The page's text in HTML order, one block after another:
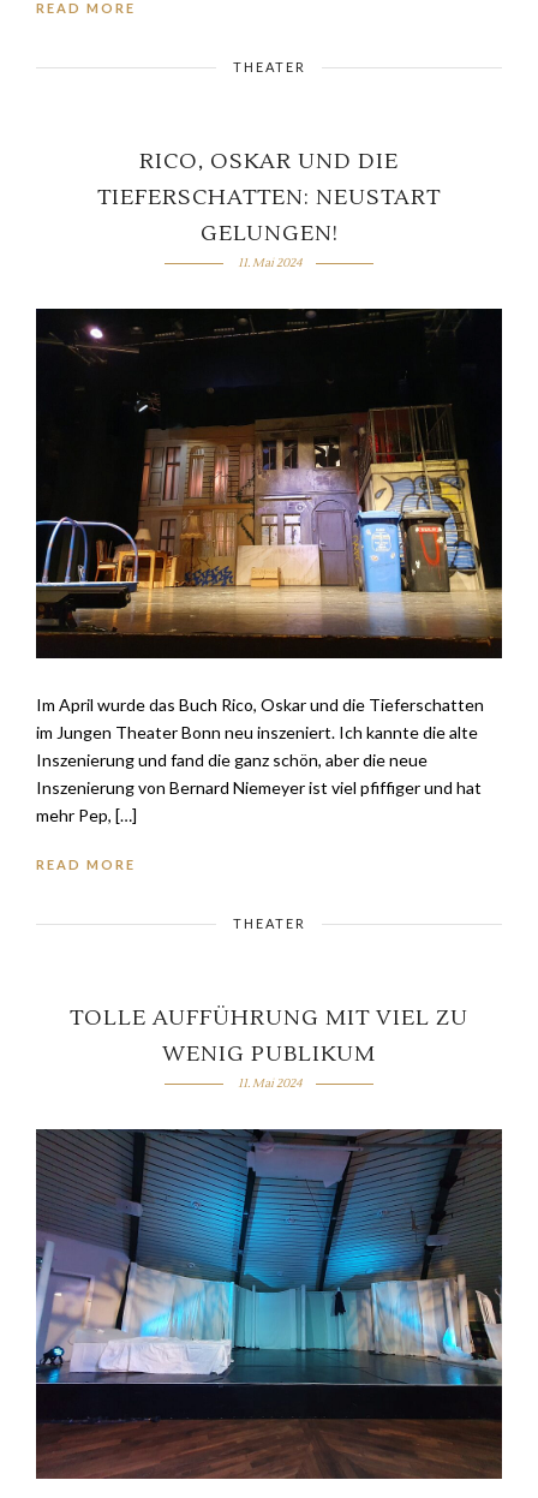
READ MORE
THEATER
RICO, OSKAR UND DIE
TIEFERSCHATTEN: NEUSTART
GELUNGEN!
11. Mai 2024
Im April wurde das Buch Rico, Oskar und die Tieferschatten
im Jungen Theater Bonn neu inszeniert. Ich kannte die alte
Inszenierung und fand die ganz schön, aber die neue
Inszenierung von Bernard Niemeyer ist viel pfiffiger und hat
mehr Pep, […]
READ MORE
THEATER
TOLLE AUFFÜHRUNG MIT VIEL ZU
WENIG PUBLIKUM
11. Mai 2024